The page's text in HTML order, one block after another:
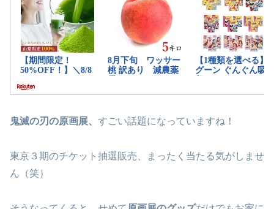
鬼滅の刃の原画展、 すごい話題になっていますね！
東京３期のチケット抽選販売、まったく当たる気がしませ
ん（笑）